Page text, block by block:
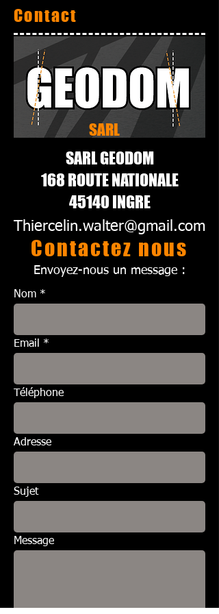
Contact
SARL
SARL GEODOM
168 ROUTE NATIONALE
45140 INGRE
Thiercelin.walter@gmail.com
Contactez nous
Envoyez-nous un message :
Nom
Email
Téléphone
Adresse
Sujet
Message